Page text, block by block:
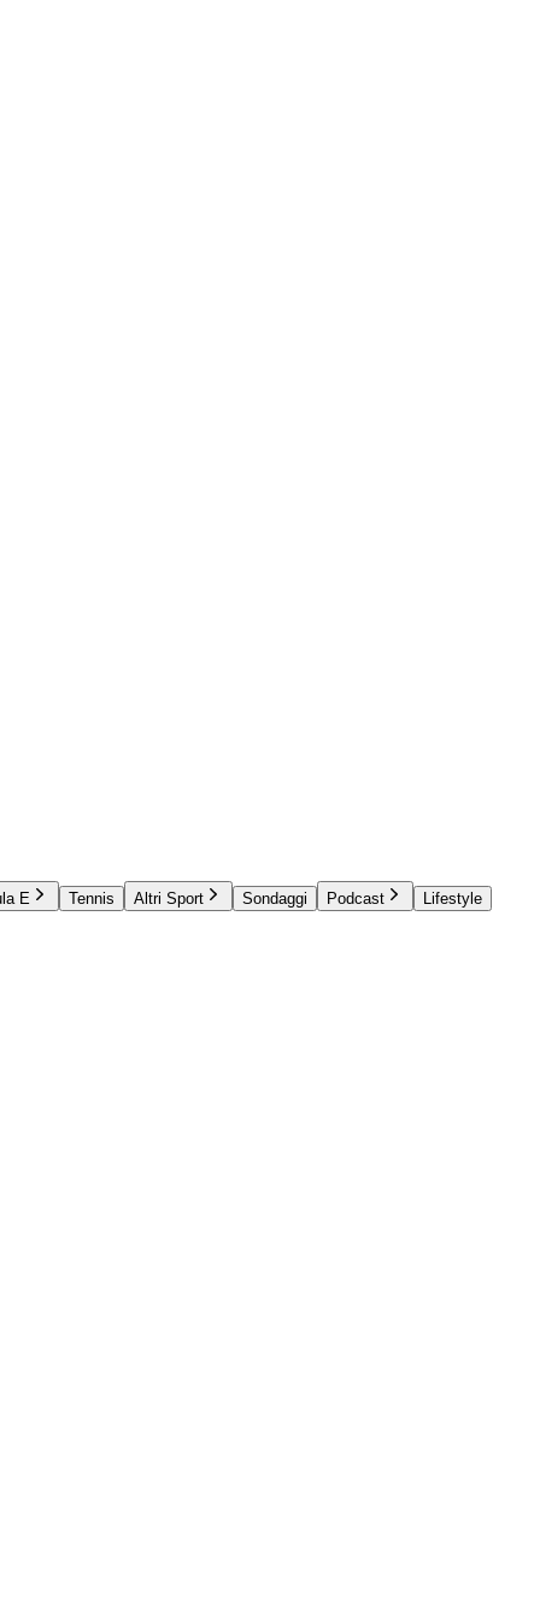
E Tennis Altri Sport Sondaggi Podcast Lifestyle